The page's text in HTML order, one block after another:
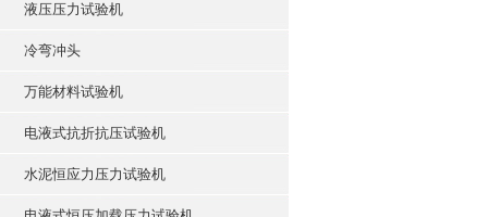
液压压力试验机
冷弯冲头
万能材料试验机
电液式抗折抗压试验机
水泥恒应力压力试验机